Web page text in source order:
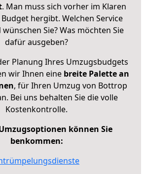
. Man muss sich vorher im Klaren
hergibt. Welchen Service
Sie? Was möchten Sie
dafür ausgeben?
Planung Ihres Umzugsbudgets
wir Ihnen eine breite Palette an
, für Ihren Umzug von Bottrop
Bei uns behalten Sie die volle
Kostenkontrolle.
können Sie
benkommen: